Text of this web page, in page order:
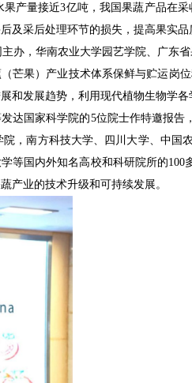
产量接近3亿吨，我国果蔬产品在
及采后处理环节的损失，提高果实品
，华南农业大学园艺学院、广东
果）产业技术体系保鲜与贮运岗
发展趋势，利用现代植物生物学
国家科学院的5位院士作特邀报告
，南方科技大学、四川大学、中
国内外知名高校和科研院所的
产业的技术升级和可持续发展。